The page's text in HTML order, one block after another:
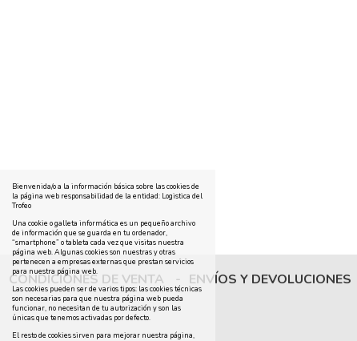
CONDICIONES DE VENTA - ENVÍOS Y DEVOLUCIONES
Bienvenida/o a la información básica sobre las cookies de
la página web responsabilidad de la entidad: Logistica del
Trofeo
Una cookie o galleta informática es un pequeño archivo
de información que se guarda en tu ordenador,
“smartphone” o tableta cada vez que visitas nuestra
página web. Algunas cookies son nuestras y otras
pertenecen a empresas externas que prestan servicios
para nuestra página web.
Las cookies pueden ser de varios tipos: las cookies técnicas
son necesarias para que nuestra página web pueda
funcionar, no necesitan de tu autorización y son las
únicas que tenemos activadas por defecto.
El resto de cookies sirven para mejorar nuestra página,